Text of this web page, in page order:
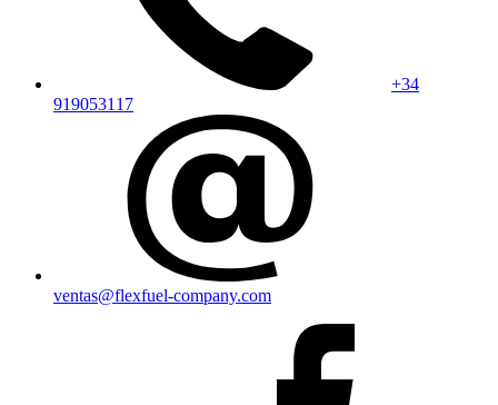
+34
919053117
ventas@flexfuel-company.com